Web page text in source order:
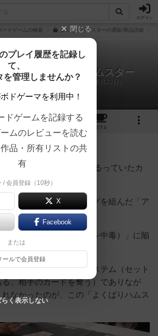
ログイン
ードゲームの検索 よくばりハムスターの通販/商品詳細
の頬袋 / よくばりハムスター
、Mikeのリプレイ日記（2025年6月22日）
1
カフェ
がナイス 約1年前
ードゲーム会で猛威を振るっていたカ
た。
ラマーの２大巨匠がタッグを組んだ「ア
る。
に「アブ中（アブルクセン中毒）」に陥
クチ。
ブルクセンと若干似たシステム（セット
、相手のカードを奪う）でありなが
なかったのが、この「よくばりハムス
閉じる
プレイ履歴を記録し
て、
を管理しませんか？
ドゲーマを利用中！
ドゲームを記録する
ムのレビューを読む
品・所有リストの共
有
/ 会員登録（10秒）
X
Facebook
または
ールで会員登録
らく表示しない